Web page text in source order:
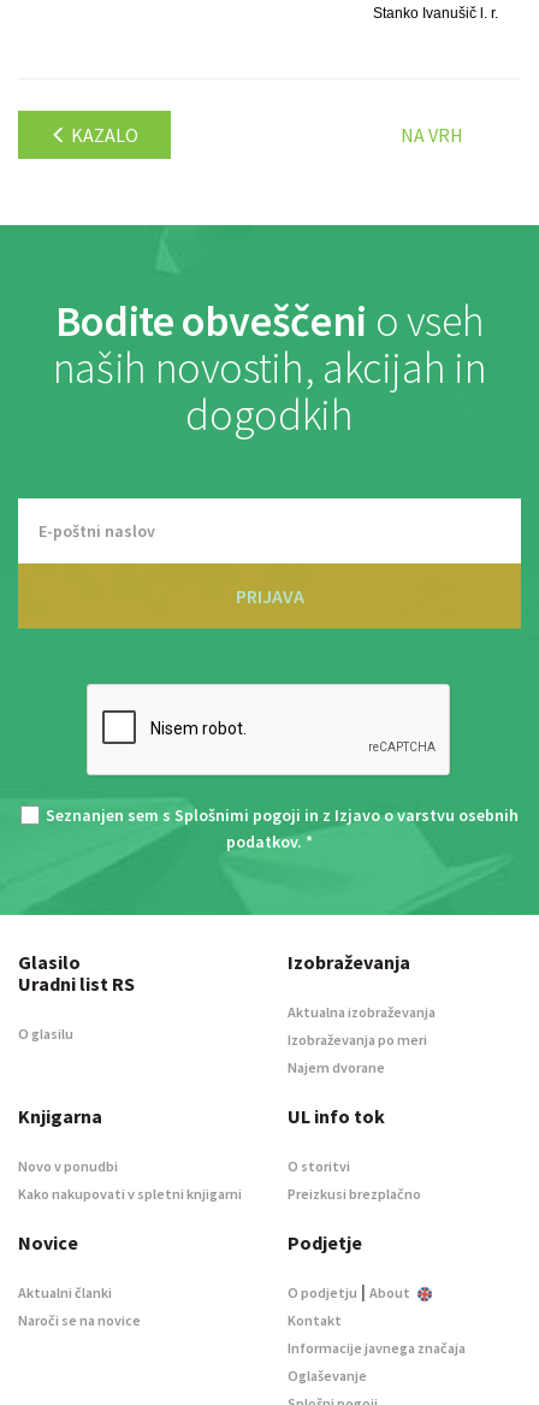
Stanko Ivanušič l. r.
KAZALO NA VRH
Bodite obveščeni o vseh
naših novostih, akcijah in
dogodkih
PRIJAVA
Seznanjen sem s Splošnimi pogoji in z Izjavo o varstvu osebnih
podatkov. *
Glasilo
Uradni list RS
O glasilu
Izobraževanja
Aktualna izobraževanja
Izobraževanja po meri
Najem dvorane
Knjigarna
Novo v ponudbi
Kako nakupovati v spletni knjigarni
UL info tok
O storitvi
Preizkusi brezplačno
Novice
Aktualni članki
Naroči se na novice
Podjetje
O podjetju | About
Kontakt
Informacije javnega značaja
Oglaševanje